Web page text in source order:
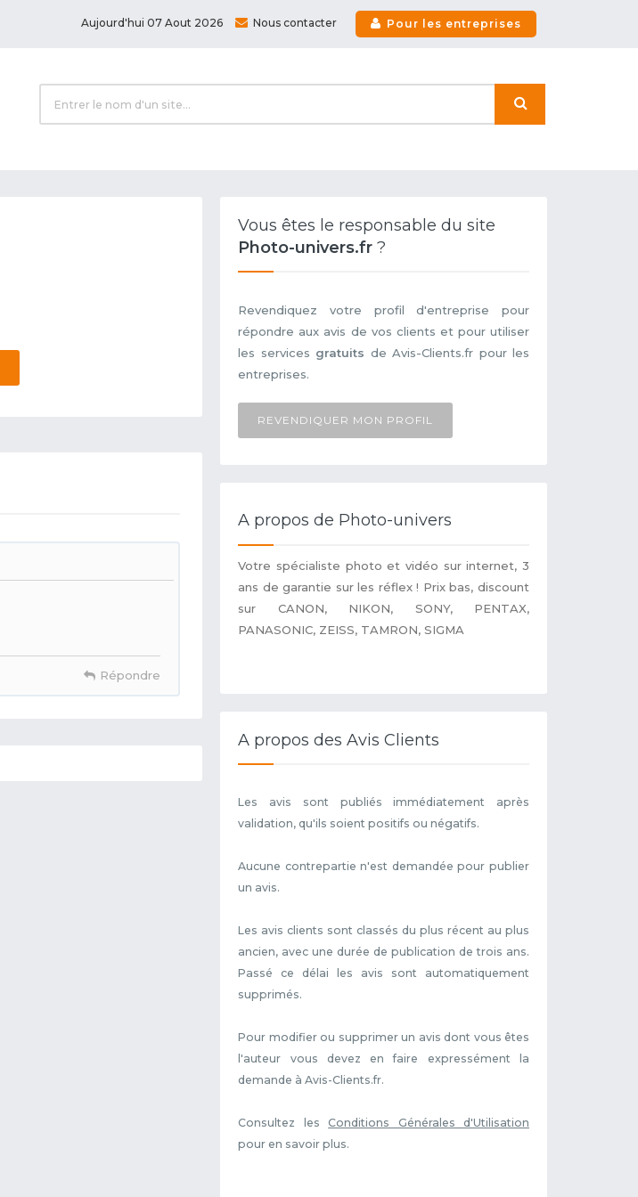
Aujourd'hui 07 Aout 2026 Nous contacter Pour les entreprises
Répondre
Vous êtes le responsable du site
Photo-univers.fr ?
Revendiquez votre profil d'entreprise pour
répondre aux avis de vos clients et pour utiliser
les services gratuits de Avis-Clients.fr pour les
entreprises.
REVENDIQUER MON PROFIL
A propos de Photo-univers
Votre spécialiste photo et vidéo sur internet, 3
ans de garantie sur les réflex ! Prix bas, discount
sur CANON, NIKON, SONY, PENTAX,
PANASONIC, ZEISS, TAMRON, SIGMA
A propos des Avis Clients
Les avis sont publiés immédiatement après
validation, qu'ils soient positifs ou négatifs.
Aucune contrepartie n'est demandée pour publier
un avis.
Les avis clients sont classés du plus récent au plus
ancien, avec une durée de publication de trois ans.
Passé ce délai les avis sont automatiquement
supprimés.
Pour modifier ou supprimer un avis dont vous êtes
l'auteur vous devez en faire expressément la
demande à Avis-Clients.fr.
Consultez lesConditions Générales d'Utilisation
pour en savoir plus.